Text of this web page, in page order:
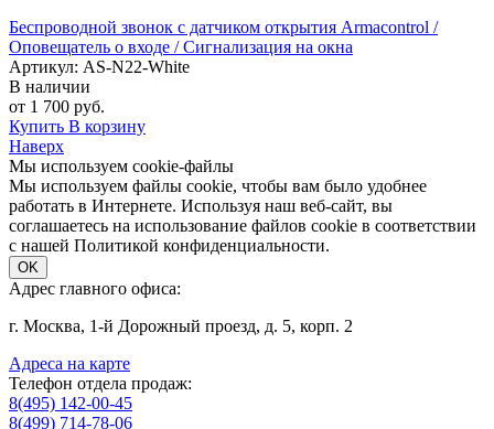
Беспроводной звонок с датчиком открытия Armacontrol /
Оповещатель о входе / Сигнализация на окна
Артикул: AS-N22-White
В наличии
от 1 700 руб.
Купить В корзину
Наверх
Мы используем cookie-файлы
Мы используем файлы cookie, чтобы вам было удобнее
работать в Интернете. Используя наш веб-сайт, вы
соглашаетесь на использование файлов cookie в соответствии
с нашей Политикой конфиденциальности.
OK
Адрес главного офиса:
г. Москва, 1-й Дорожный проезд, д. 5, корп. 2
Адреса на карте
Телефон отдела продаж:
8(495) 142-00-45
8(499) 714-78-06